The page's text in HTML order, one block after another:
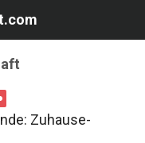
Zuhause-